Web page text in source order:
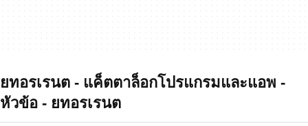
ยทอรเรนต - แค็ตตาล็อกโปรแกรมและแอพ -
หัวข้อ - ยทอรเรนต